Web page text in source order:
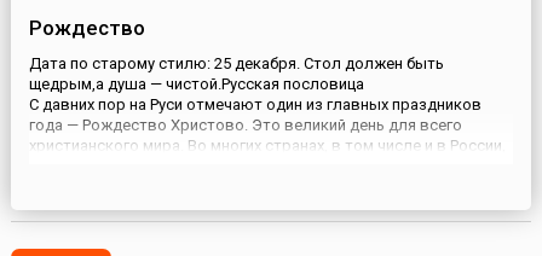
Рождество
Дата по старому стилю: 25 декабря. Стол должен быть
щедрым,а душа — чистой.Русская пословица
С давних пор на Руси отмечают один из главных праздников
года — Рождество Христово. Это великий день для всего
христианского мира. Во многих странах, в том числе и в России,
основа...